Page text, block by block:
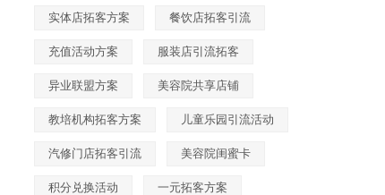
实体店拓客方案 餐饮店拓客引流
充值活动方案 服装店引流拓客
异业联盟方案 美容院共享店铺
教培机构拓客方案 儿童乐园引流活动
汽修门店拓客引流 美容院闺蜜卡
积分兑换活动 一元拓客方案